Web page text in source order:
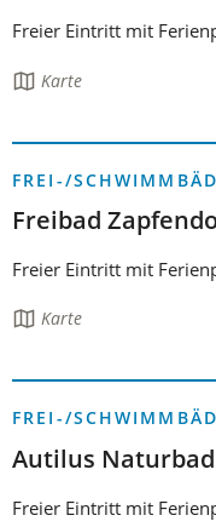
Freier Eintritt mit
Die Karte
FREI-/
Freibad
Freier Eintritt mit
Die Karte
FREI-/
Autilus
Freier Eintritt mit